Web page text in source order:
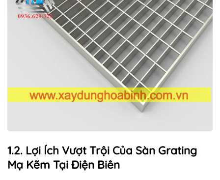
1.2. Lợi Ích Vượt Trội Của Sàn Grating
Mạ Kẽm Tại Điện Biên